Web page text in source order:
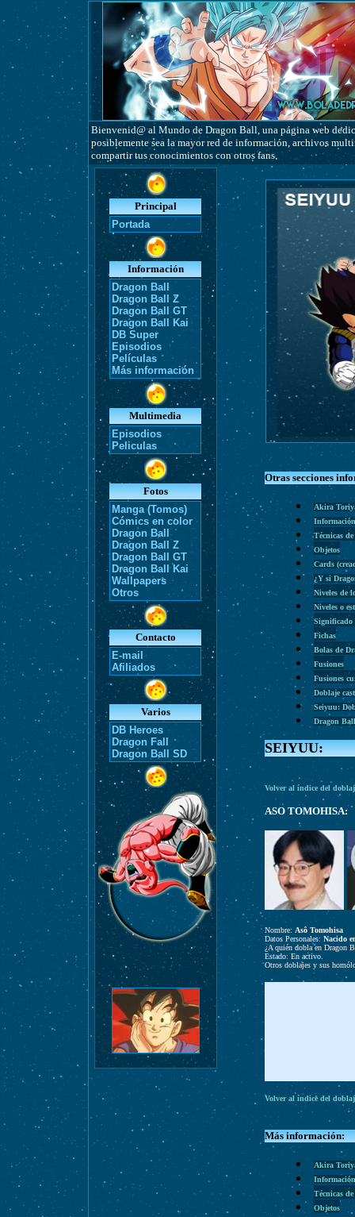
Bienvenid@ al Mundo de Dragon Ball, una página web
posiblemente sea la mayor red de información, archivos
compartir tus conocimientos con otros fans.
Principal
Portada
Información
Dragon Ball
Dragon Ball Z
Dragon Ball GT
Dragon Ball Kai
DB Super
Episodios
Películas
Más información
Multimedia
Episodios
Peliculas
Fotos
Manga (Tomos)
Cómics en color
Dragon Ball
Dragon Ball Z
Dragon Ball GT
Dragon Ball Kai
Wallpapers
Otros
Contacto
E-mail
Afiliados
Varios
DB Heroes
Dragon Fall
Dragon Ball SD
Otras secciones
Akira
Técnicas de
Objetos
Cards
¿Y si
Niveles de
Niveles o
Significado
Fichas
Bolas de
Fusiones
Fusiones
Doblaje
Seiyuu:
Dragon
SEIYUU:
Volver al índice del
ASO TOMOHISA:
Nombre: Asô Tomohisa
Datos Personales: Nacido
¿A quién dobla en Dragon
Estado: En activo.
Otros doblajes y sus
Volver al índice del
Más información:
Akira
Técnicas de
Objetos